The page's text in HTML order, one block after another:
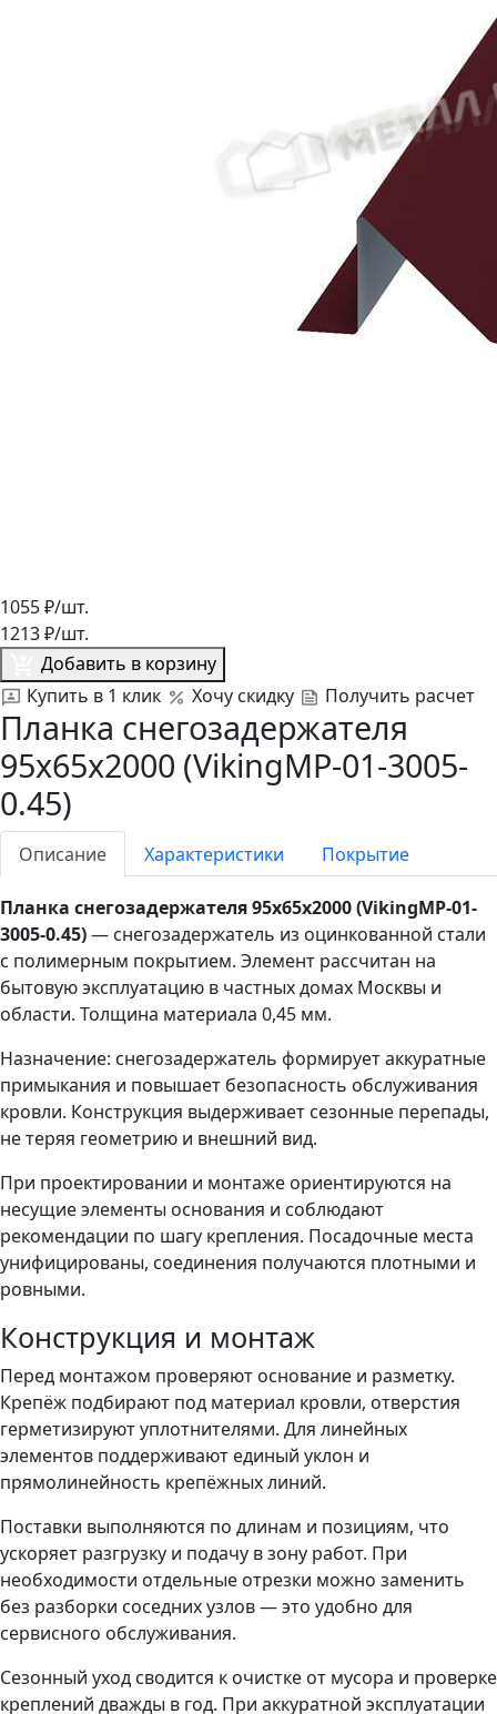
1055₽/шт.
1213₽/шт.
Добавить в корзину
Купить в 1 клик
Хочу скидку Получить расчет
Планка снегозадержателя
95х65х2000 (VikingMP-01-3005-
0.45)
Описание Характеристики Покрытие
Планка снегозадержателя 95х65х2000 (VikingMP-01-
3005-0.45)— снегозадержатель из оцинкованной стали
с полимерным покрытием. Элемент рассчитан на
бытовую эксплуатацию в частных домах Москвы и
области. Толщина материала 0,45 мм.
Назначение: снегозадержатель формирует аккуратные
примыкания и повышает безопасность обслуживания
кровли. Конструкция выдерживает сезонные перепады,
не теряя геометрию и внешний вид.
При проектировании и монтаже ориентируются на
несущие элементы основания и соблюдают
рекомендации по шагу крепления. Посадочные места
унифицированы, соединения получаются плотными и
ровными.
Конструкция и монтаж
Перед монтажом проверяют основание и разметку.
Крепёж подбирают под материал кровли, отверстия
герметизируют уплотнителями. Для линейных
элементов поддерживают единый уклон и
прямолинейность крепёжных линий.
Поставки выполняются по длинам и позициям, что
ускоряет разгрузку и подачу в зону работ. При
необходимости отдельные отрезки можно заменить
без разборки соседних узлов — это удобно для
сервисного обслуживания.
Сезонный уход сводится к очистке от мусора и проверке
креплений дважды в год. При аккуратной эксплуатации